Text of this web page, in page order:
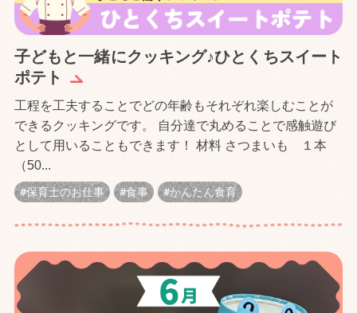
子どもと一緒にクッキング♪ひとくちスイート
ポテト︎
工程を工夫することでどの年齢もそれぞれ楽しむことが
できるクッキングです。 自分達で丸めることで感触遊び
として用いることもできます！ 材料 さつまいも １本
（50...
保育士のお仕事 食事 かんたん食育